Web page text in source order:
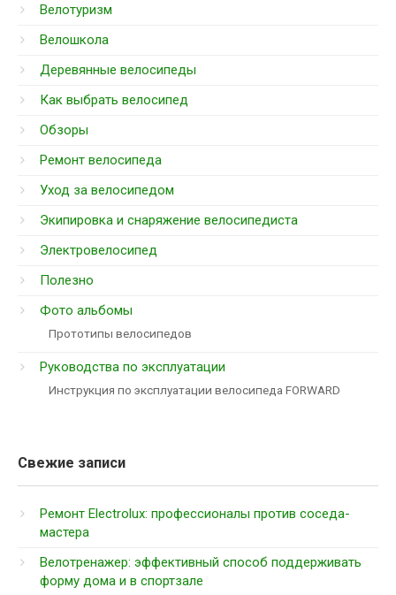
Велотуризм
Велошкола
Деревянные велосипеды
Как выбрать велосипед
Обзоры
Ремонт велосипеда
Уход за велосипедом
Экипировка и снаряжение велосипедиста
Электровелосипед
Полезно
Фото альбомы
Прототипы велосипедов
Руководства по эксплуатации
Инструкция по эксплуатации велосипеда FORWARD
Свежие записи
Ремонт Electrolux: профессионалы против соседа-
мастера
Велотренажер: эффективный способ поддерживать
форму дома и в спортзале